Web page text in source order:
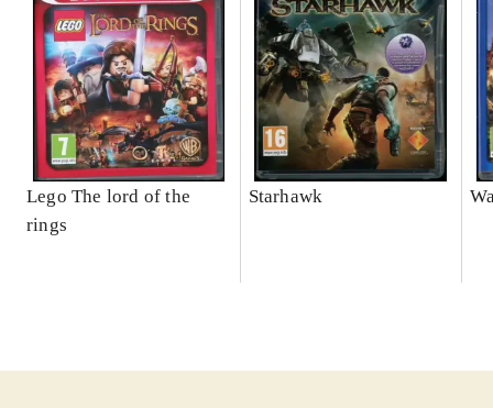
Lego The lord of the
rings
Starhawk